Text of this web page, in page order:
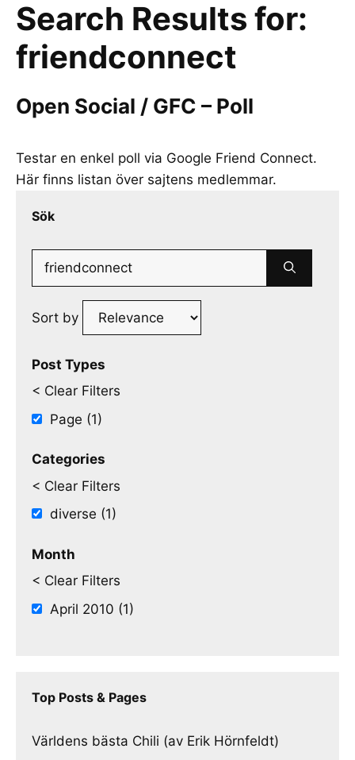
Search Results for:
friendconnect
Open Social / GFC – Poll
Testar en enkel poll via Google Friend Connect.
Här finns listan över sajtens medlemmar.
Sök
Search
Sort by
Post Types
< Clear Filters
Page (1)
Categories
< Clear Filters
diverse (1)
Month
< Clear Filters
April 2010 (1)
Top Posts & Pages
Världens bästa Chili (av Erik Hörnfeldt)